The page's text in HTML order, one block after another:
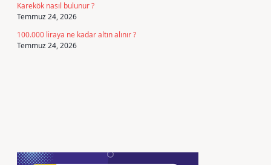
Karekök nasıl bulunur ?
Temmuz 24, 2026
100.000 liraya ne kadar altın alınır ?
Temmuz 24, 2026